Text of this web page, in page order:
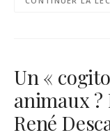
Un «
animaux ?
René